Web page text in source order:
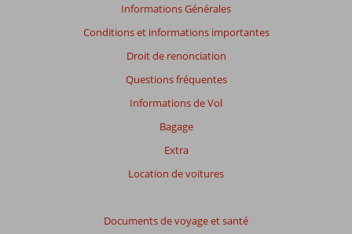
Informations Générales
Conditions et informations importantes
Droit de renonciation
Questions fréquentes
Informations de Vol
Bagage
Extra
Location de voitures
Documents de voyage et santé